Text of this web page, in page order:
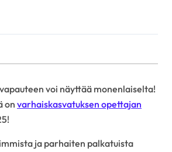
voi näyttää monenlaiselta!
on varhaiskasvatuksen opettajan
ja parhaiten palkatuista